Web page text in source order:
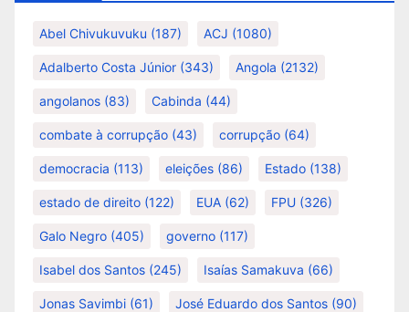
Abel Chivukuvuku (187) ACJ (1080)
Adalberto Costa Júnior (343) Angola (2132)
angolanos (83) Cabinda (44)
combate à corrupção (43) corrupção (64)
democracia (113) eleições (86) Estado (138)
estado de direito (122) EUA (62) FPU (326)
Galo Negro (405) governo (117)
Isabel dos Santos (245) Isaías Samakuva (66)
Jonas Savimbi (61) José Eduardo dos Santos (90)